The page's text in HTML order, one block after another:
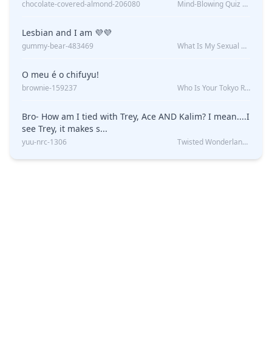
chocolate-covered-almond-206080 Mind-Blowing Quiz Reveals: Will I Be Alone Forever?
Lesbian and I am 💜💜
gummy-bear-483469 What Is My Sexual Orientation: Uncovered
O meu é o chifuyu!
brownie-159237 Who Is Your Tokyo Revengers Boyfriend?
Bro- How am I tied with Trey, Ace AND Kalim? I mean....I
see Trey, it makes s...
yuu-nrc-1306 Twisted Wonderland Kin Quiz